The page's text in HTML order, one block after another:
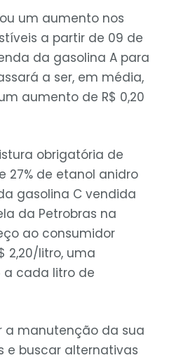
um aumento nos
a partir de 09 de
da gasolina A para
a ser, em média,
aumento de R$ 0,20
obrigatória de
27% de etanol anidro
gasolina C vendida
da Petrobras na
ao consumidor
2,20/litro, uma
a cada litro de
a manutenção da sua
e buscar alternativas